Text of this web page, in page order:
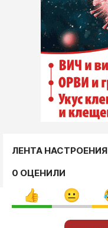
ЛЕНТА НАСТРОЕНИЯ
0 ОЦЕНИЛИ